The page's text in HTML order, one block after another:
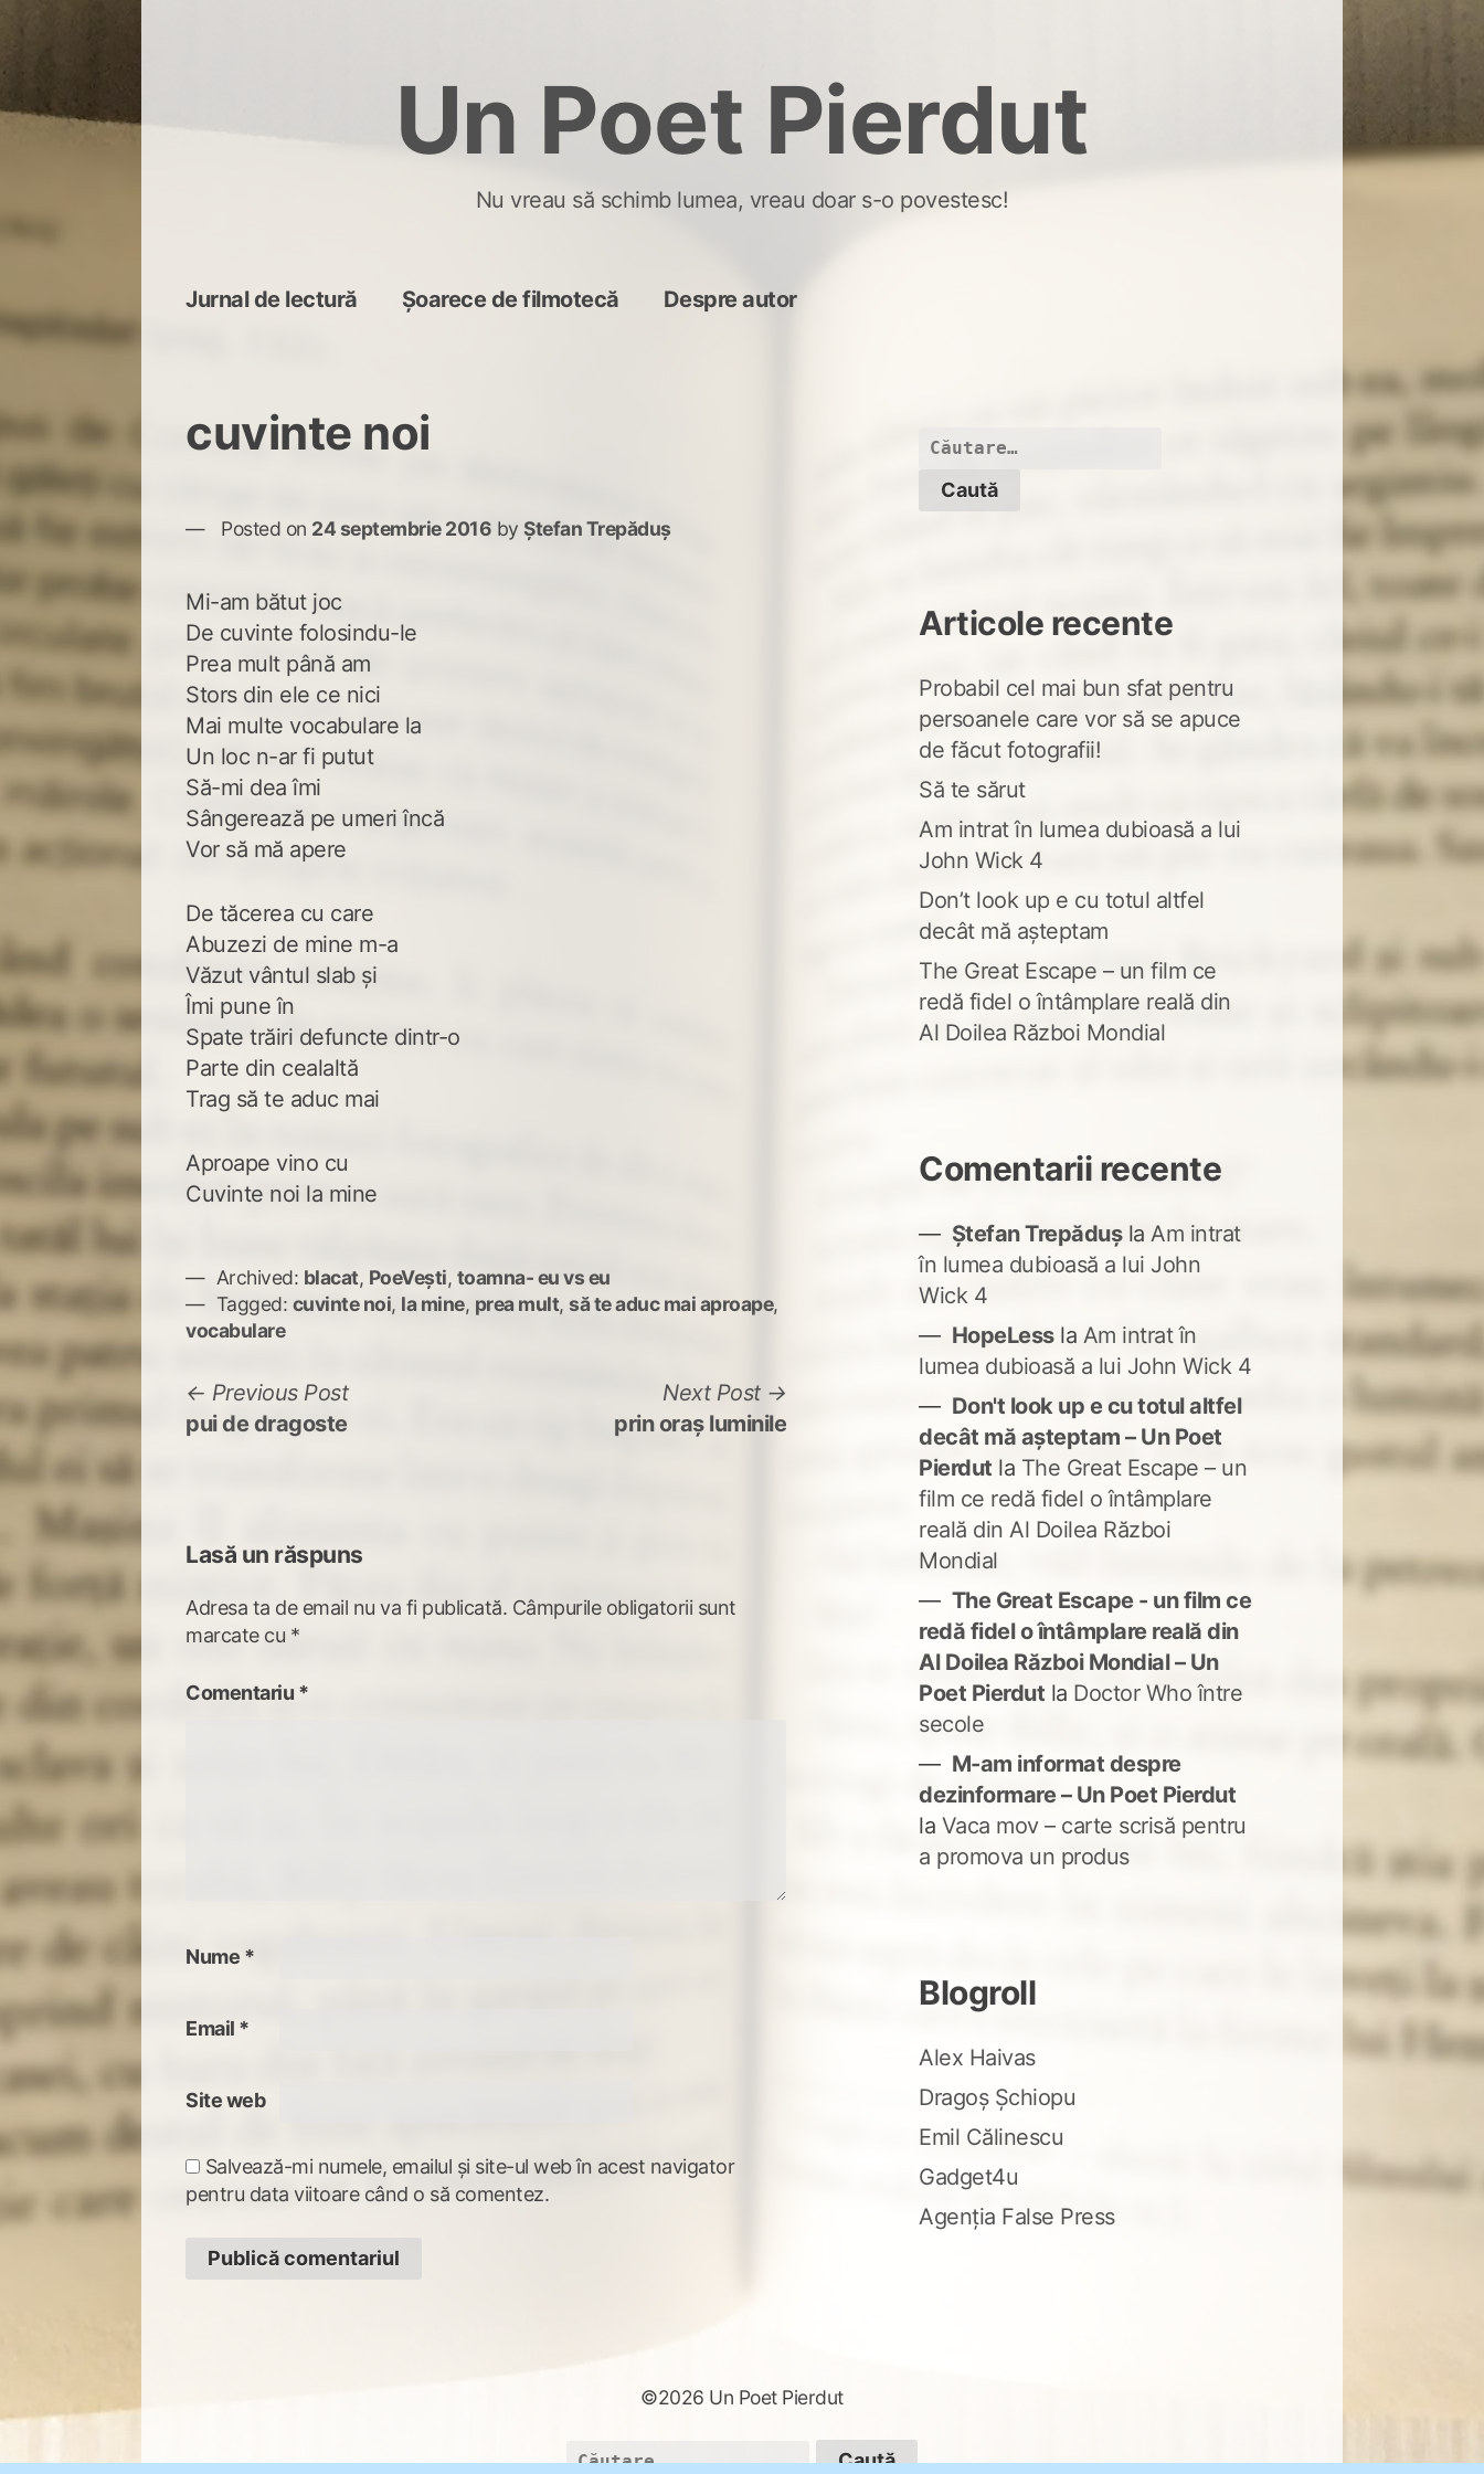
Un Poet Pierdut
Nu vreau să schimb lumea, vreau doar s-o povestesc!
Jurnal de lectură Șoarece de filmotecă Despre autor
cuvinte noi
Posted on 24 septembrie 2016 byȘtefan Trepăduș
Mi-am bătut joc
De cuvinte folosindu-le
Prea mult până am
Stors din ele ce nici
Mai multe vocabulare la
Un loc n-ar fi putut
Să-mi dea îmi
Sângerează pe umeri încă
Vor să mă apere
De tăcerea cu care
Abuzezi de mine m-a
Văzut vântul slab și
Îmi pune în
Spate trăiri defuncte dintr-o
Parte din cealaltă
Trag să te aduc mai
Aproape vino cu
Cuvinte noi la mine
Archived: blacat, PoeVești, toamna- eu vs eu
Tagged: cuvinte noi, la mine, prea mult,să te aduc mai aproape,
vocabulare
Navigare
în
Previous PostPrevious
post:
pui de dragoste
Next Post
post:
prin oraș luminile
Lasă un răspuns
Adresa ta de email nu va fi publicată. Câmpurile obligatorii sunt
marcate cu *
Comentariu *
Nume *
Email *
Site web
Salvează-mi numele, emailul și site-ul web în acest navigator
pentru data viitoare când o să comentez.
Caută
Articole recente
Probabil cel mai bun sfat pentru
persoanele care vor să se apuce
de făcut fotografii!
Să te sărut
Am intrat în lumea dubioasă a lui
John Wick 4
Don’t look up e cu totul altfel
decât mă așteptam
The Great Escape – un film ce
redă fidel o întâmplare reală din
Al Doilea Război Mondial
Comentarii recente
Ștefan Trepădușla Am intrat
în lumea dubioasă a lui John
Wick 4
HopeLessla Am intrat în
lumea dubioasă a lui John Wick 4
Don't look up e cu totul altfel
decât mă așteptam – Un Poet
Pierdut la The Great Escape – un
film ce redă fidel o întâmplare
reală din Al Doilea Război
Mondial
The Great Escape - un film ce
redă fidel o întâmplare reală din
Al Doilea Război Mondial – Un
Poet Pierdut la Doctor Who între
secole
M-am informat despre
dezinformare – Un Poet Pierdut
la Vaca mov – carte scrisă pentru
a promova un produs
Blogroll
Alex Haivas
Dragoș Șchiopu
Emil Călinescu
Gadget4u
Agenția False Press
©2026 Un Poet Pierdut
Caută